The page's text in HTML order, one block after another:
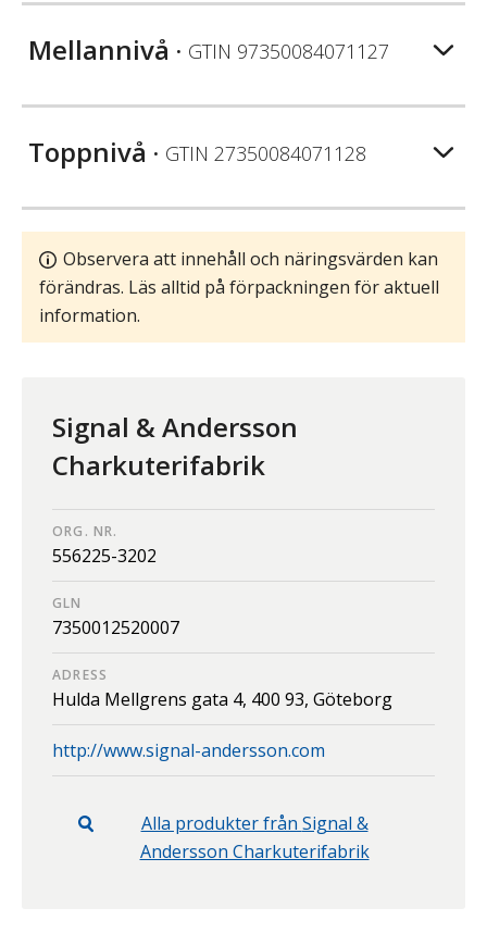
Mellannivå • GTIN 97350084071127
Toppnivå • GTIN 27350084071128
Observera att innehåll och näringsvärden kan
förändras. Läs alltid på förpackningen för aktuell
information.
Signal & Andersson
Charkuterifabrik
ORG. NR.
556225-3202
GLN
7350012520007
ADRESS
Hulda Mellgrens gata 4, 400 93, Göteborg
http://www.signal-andersson.com
Alla produkter från Signal &
Andersson Charkuterifabrik